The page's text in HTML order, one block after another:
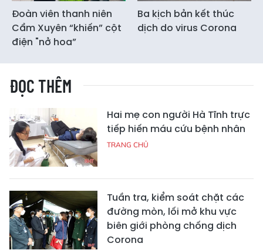
Đoàn viên thanh niên
Cẩm Xuyên “khiến” cột
điện "nở hoa”
Ba kịch bản kết thúc
dịch do virus Corona
ĐỌC THÊM
Hai mẹ con người Hà Tĩnh trực
tiếp hiến máu cứu bệnh nhân
TRANG CHỦ
Tuần tra, kiểm soát chặt các
đường mòn, lối mở khu vực
biên giới phòng chống dịch
Corona